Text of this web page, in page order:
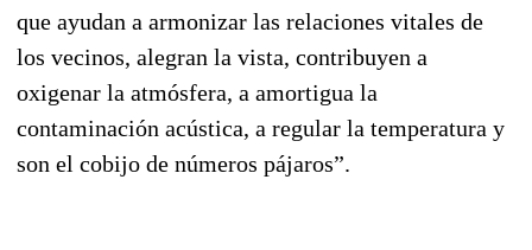
que ayudan a armonizar las relaciones vitales de
los vecinos, alegran la vista, contribuyen a
oxigenar la atmósfera, a amortigua la
contaminación acústica, a regular la temperatura y
son el cobijo de números pájaros”.